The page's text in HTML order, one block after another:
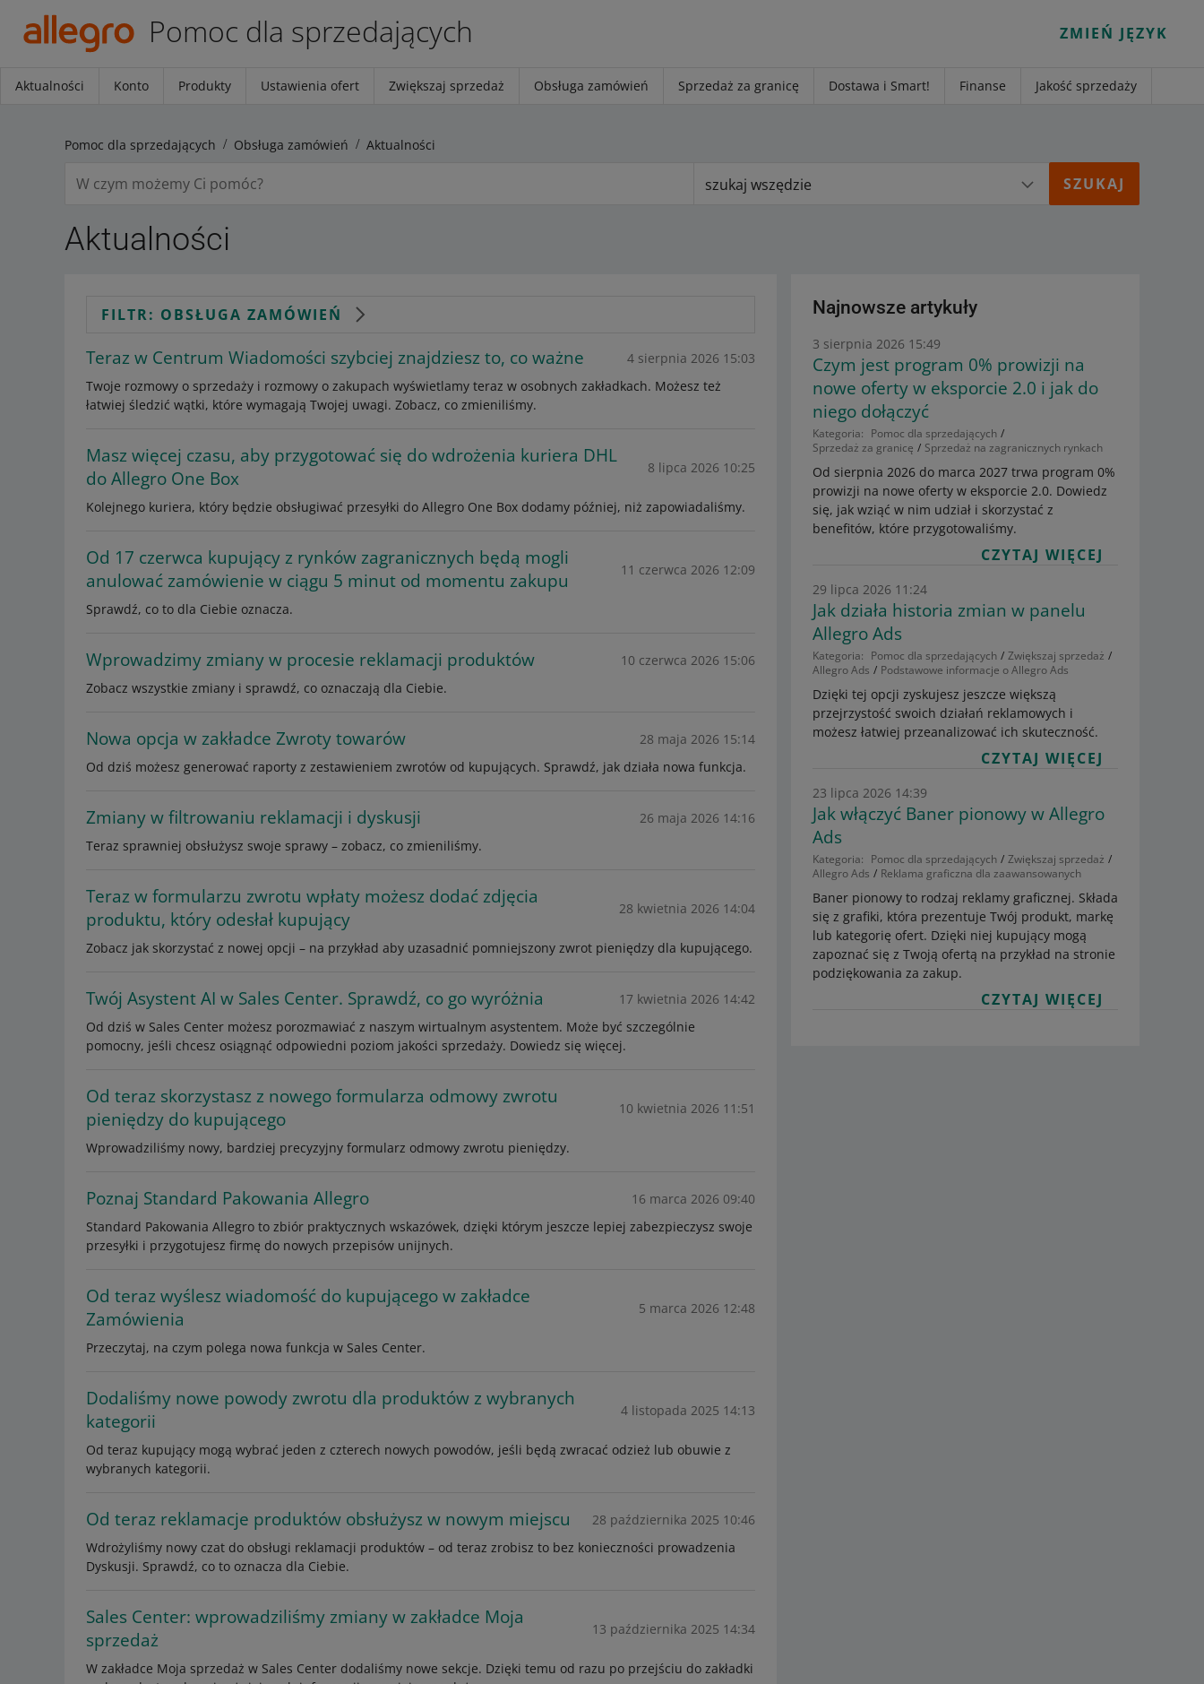
Pomoc dla sprzedających ZMIEŃ JĘZYK
Aktualności Konto Produkty Ustawienia ofert Zwiększaj sprzedaż Obsługa zamówień Sprzedaż za granicę Dostawa i Smart! Finanse Jakość sprzedaży
Pomoc dla sprzedających Obsługa zamówień Aktualności
szukaj wszędzie
Aktualności
FILTR: OBSŁUGA ZAMÓWIEŃ
Teraz w Centrum Wiadomości szybciej znajdziesz to, co ważne
4 sierpnia 2026 15:03
Twoje rozmowy o sprzedaży i rozmowy o zakupach wyświetlamy teraz w osobnych zakładkach. Możesz też
łatwiej śledzić wątki, które wymagają Twojej uwagi. Zobacz, co zmieniliśmy.
Masz więcej czasu, aby przygotować się do wdrożenia kuriera DHL
do Allegro One Box
8 lipca 2026 10:25
Kolejnego kuriera, który będzie obsługiwać przesyłki do Allegro One Box dodamy później, niż zapowiadaliśmy.
Od 17 czerwca kupujący z rynków zagranicznych będą mogli
anulować zamówienie w ciągu 5 minut od momentu zakupu
11 czerwca 2026 12:09
Sprawdź, co to dla Ciebie oznacza.
Wprowadzimy zmiany w procesie reklamacji produktów
10 czerwca 2026 15:06
Zobacz wszystkie zmiany i sprawdź, co oznaczają dla Ciebie.
Nowa opcja w zakładce Zwroty towarów
28 maja 2026 15:14
Od dziś możesz generować raporty z zestawieniem zwrotów od kupujących. Sprawdź, jak działa nowa funkcja.
Zmiany w filtrowaniu reklamacji i dyskusji
26 maja 2026 14:16
Teraz sprawniej obsłużysz swoje sprawy – zobacz, co zmieniliśmy.
Teraz w formularzu zwrotu wpłaty możesz dodać zdjęcia
produktu, który odesłał kupujący
28 kwietnia 2026 14:04
Zobacz jak skorzystać z nowej opcji – na przykład aby uzasadnić pomniejszony zwrot pieniędzy dla kupującego.
Twój Asystent AI w Sales Center. Sprawdź, co go wyróżnia
17 kwietnia 2026 14:42
Od dziś w Sales Center możesz porozmawiać z naszym wirtualnym asystentem. Może być szczególnie
pomocny, jeśli chcesz osiągnąć odpowiedni poziom jakości sprzedaży. Dowiedz się więcej.
Od teraz skorzystasz z nowego formularza odmowy zwrotu
pieniędzy do kupującego
10 kwietnia 2026 11:51
Wprowadziliśmy nowy, bardziej precyzyjny formularz odmowy zwrotu pieniędzy.
Poznaj Standard Pakowania Allegro
16 marca 2026 09:40
Standard Pakowania Allegro to zbiór praktycznych wskazówek, dzięki którym jeszcze lepiej zabezpieczysz swoje
przesyłki i przygotujesz firmę do nowych przepisów unijnych.
Od teraz wyślesz wiadomość do kupującego w zakładce
Zamówienia
5 marca 2026 12:48
Przeczytaj, na czym polega nowa funkcja w Sales Center.
Dodaliśmy nowe powody zwrotu dla produktów z wybranych
kategorii
4 listopada 2025 14:13
Od teraz kupujący mogą wybrać jeden z czterech nowych powodów, jeśli będą zwracać odzież lub obuwie z
wybranych kategorii.
Od teraz reklamacje produktów obsłużysz w nowym miejscu
28 października 2025 10:46
Wdrożyliśmy nowy czat do obsługi reklamacji produktów – od teraz zrobisz to bez konieczności prowadzenia
Dyskusji. Sprawdź, co to oznacza dla Ciebie.
Sales Center: wprowadziliśmy zmiany w zakładce Moja
sprzedaż
13 października 2025 14:34
W zakładce Moja sprzedaż w Sales Center dodaliśmy nowe sekcje. Dzięki temu od razu po przejściu do zakładki
Najnowsze artykuły
3 sierpnia 2026 15:49
Czym jest program 0% prowizji na
nowe oferty w eksporcie 2.0 i jak do
niego dołączyć
Kategoria: Pomoc dla sprzedających
Sprzedaż za granicę
Sprzedaż na zagranicznych rynkach
Od sierpnia 2026 do marca 2027 trwa program 0%
prowizji na nowe oferty w eksporcie 2.0. Dowiedz
się, jak wziąć w nim udział i skorzystać z
benefitów, które przygotowaliśmy.
CZYTAJ WIĘCEJ
29 lipca 2026 11:24
Jak działa historia zmian w panelu
Allegro Ads
Kategoria: Pomoc dla sprzedających
Zwiększaj sprzedaż
Allegro Ads
Podstawowe informacje o Allegro Ads
Dzięki tej opcji zyskujesz jeszcze większą
przejrzystość swoich działań reklamowych i
możesz łatwiej przeanalizować ich skuteczność.
CZYTAJ WIĘCEJ
23 lipca 2026 14:39
Jak włączyć Baner pionowy w Allegro
Ads
Kategoria: Pomoc dla sprzedających
Zwiększaj sprzedaż
Allegro Ads
Reklama graficzna dla zaawansowanych
Baner pionowy to rodzaj reklamy graficznej. Składa
się z grafiki, która prezentuje Twój produkt, markę
lub kategorię ofert. Dzięki niej kupujący mogą
zapoznać się z Twoją ofertą na przykład na stronie
podziękowania za zakup.
CZYTAJ WIĘCEJ